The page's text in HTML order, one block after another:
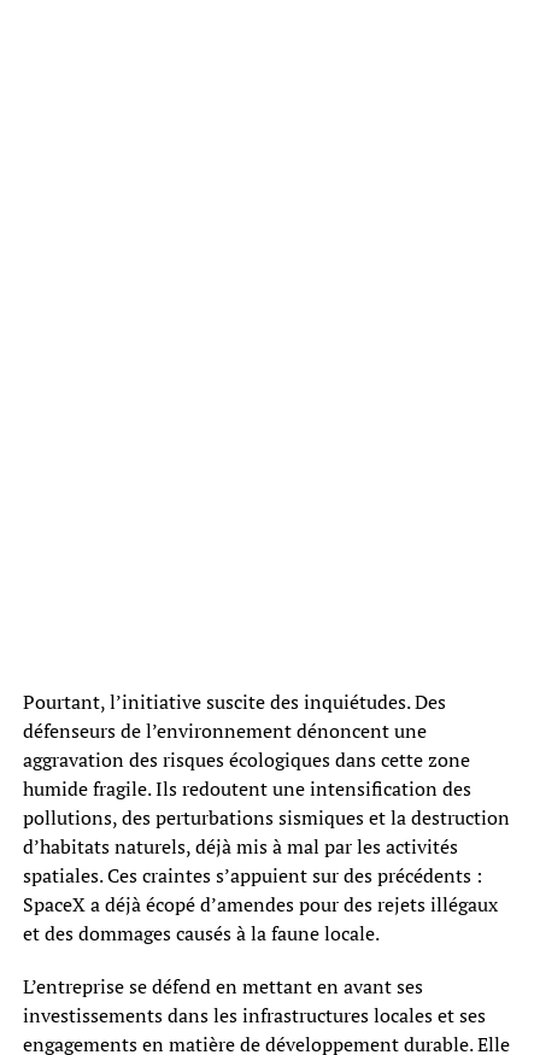
Pourtant, l’initiative suscite des inquiétudes. Des
défenseurs de l’environnement dénoncent une
aggravation des risques écologiques dans cette zone
humide fragile. Ils redoutent une intensification des
pollutions, des perturbations sismiques et la destruction
d’habitats naturels, déjà mis à mal par les activités
spatiales. Ces craintes s’appuient sur des précédents :
SpaceX a déjà écopé d’amendes pour des rejets illégaux
et des dommages causés à la faune locale.
L’entreprise se défend en mettant en avant ses
investissements dans les infrastructures locales et ses
engagements en matière de développement durable. Elle